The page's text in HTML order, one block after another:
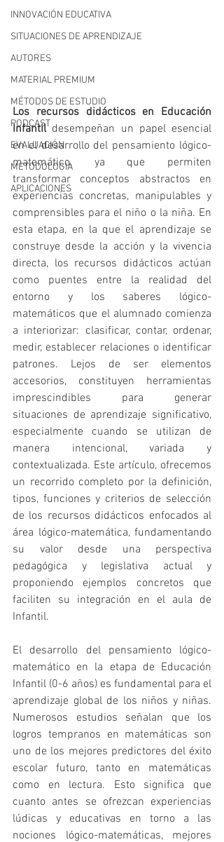
INNOVACIÓN EDUCATIVA
SITUACIONES DE APRENDIZAJE
AUTORES
MATERIAL PREMIUM
MÉTODOS DE ESTUDIO
PODCAST
EVALUACIÓN
METODOLOGIA
APLICACIONES
Los recursos didácticos en Educación
Infantil desempeñan un papel esencial
en el desarrollo del pensamiento lógico-
matemático, ya que permiten
transformar conceptos abstractos en
experiencias concretas, manipulables y
comprensibles para el niño o la niña. En
esta etapa, en la que el aprendizaje se
construye desde la acción y la vivencia
directa, los recursos didácticos actúan
como puentes entre la realidad del
entorno y los saberes lógico-
matemáticos que el alumnado comienza
a interiorizar: clasificar, contar, ordenar,
medir, establecer relaciones o identificar
patrones. Lejos de ser elementos
accesorios, constituyen herramientas
imprescindibles para generar
situaciones de aprendizaje significativo,
especialmente cuando se utilizan de
manera intencional, variada y
contextualizada. Este artículo, ofrecemos
un recorrido completo por la definición,
tipos, funciones y criterios de selección
de los recursos didácticos enfocados al
área lógico-matemática, fundamentando
su valor desde una perspectiva
pedagógica y legislativa actual y
proponiendo ejemplos concretos que
faciliten su integración en el aula de
Infantil.
El desarrollo del pensamiento lógico-
matemático en la etapa de Educación
Infantil (0-6 años) es fundamental para el
aprendizaje global de los niños y niñas.
Numerosos estudios señalan que los
logros tempranos en matemáticas son
uno de los mejores predictores del éxito
escolar futuro, tanto en matemáticas
como en lectura. Esto significa que
cuanto antes se ofrezcan experiencias
lúdicas y educativas en torno a las
nociones lógico-matemáticas, mejores